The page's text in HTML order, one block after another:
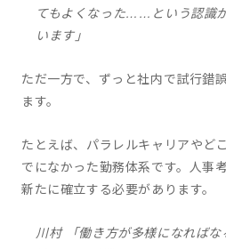
てもよくなった……という認識
います」
ただ一方で、ずっと社内で試行錯
ます。
たとえば、パラレルキャリアやど
でになかった勤務体系です。人事
新たに確立する必要があります。
川村 「働き方が多様になれば